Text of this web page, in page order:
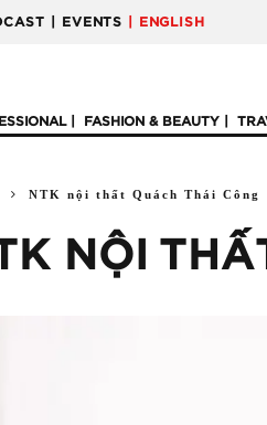
| EVENTS | ENGLISH
FASHION & BEAUTY
NTK nội thất Quách Thái Công
NỘI